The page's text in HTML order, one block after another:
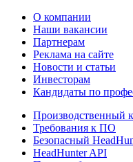
О компании
Наши вакансии
Партнерам
Реклама на сайте
Новости и статьи
Инвесторам
Кандидаты по
Производственный
Требования к ПО
Безопасный
HeadHunter API